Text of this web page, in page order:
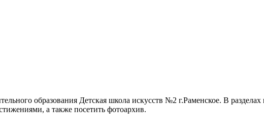
образования Детская школа искусств №2 г.Раменское. В
а также посетить фотоархив.